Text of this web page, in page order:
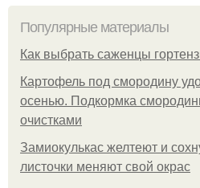
Популярные материалы
Как выбрать саженцы
Картофель под смородину
осенью. Подкормка
очистками
Замиокулькас желтеют и
листочки меняют свой окрас